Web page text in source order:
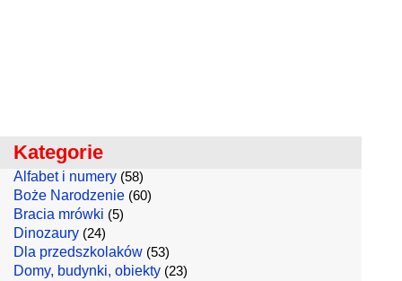
Kategorie
Alfabet i numery (58)
Boże Narodzenie (60)
Bracia mrówki (5)
Dinozaury (24)
Dla przedszkolaków (53)
Domy, budynki, obiekty (23)